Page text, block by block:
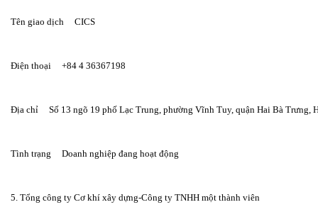
Tên giao dịch     CICS
Điện thoại     +84 4 36367198
Địa chỉ     Số 13 ngõ 19 phố Lạc Trung, phường Vĩnh Tuy, quận Hai Bà Trưng,
Tình trạng     Doanh nghiệp đang hoạt động
5. Tổng công ty Cơ khí xây dựng-Công ty TNHH một thành viên